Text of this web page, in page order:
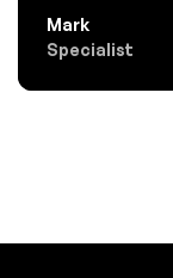
Mark
Specialist